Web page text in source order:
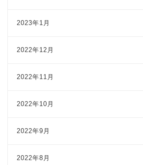
2023年1月
2022年12月
2022年11月
2022年10月
2022年9月
2022年8月